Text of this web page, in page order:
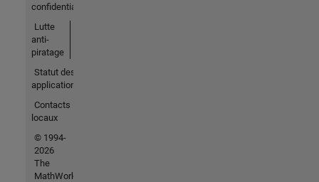
confidentialité
Lutte
anti-
piratage
Statut des
applications
Contacts
locaux
© 1994-
2026
The
MathWorks,